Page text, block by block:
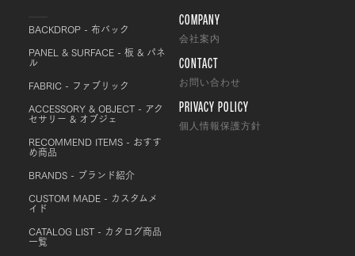
BACKDROP - 布バック
PANEL & SURFACE - 板 & パネ
ル
FABRIC - ファブリック
ACCESSORY & OBJECT - アク
セサリー & オブジェ
RECOMMEND ITEMS - おすす
め商品
BRANDS - ブランド紹介
CUSTOM MADE - カスタムメ
イド
CATALOG LIST - カタログ商品
一覧
COMPANY
会社案内
CONTACT
お問い合わせ
PRIVACY POLICY
個人情報保護方針